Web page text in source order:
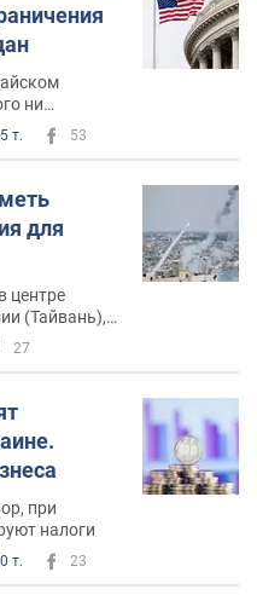
ни
работу.
т. 53
для
центре
(Тайвань),
этих
мировую
27
при
налоги
т. 23